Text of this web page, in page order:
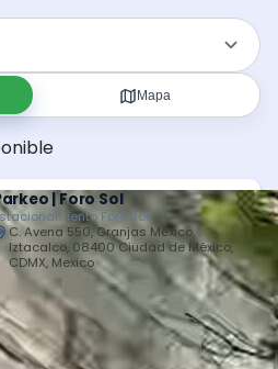
Mapa
| Foro Sol
Foro Sol
C. Avena 550, Granjas México,
Iztacalco, 08400 Ciudad de México,
CDMX, Mexico